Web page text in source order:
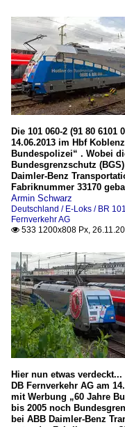
Die 101 060-2 (91 80 6101
14.06.2013 im Hbf
Bundespolizei“ . Wobei
Bundesgrenzschutz
Daimler-Benz
Fabriknummer 33170
Armin Schwarz
Deutschland / E-Loks / BR 101
Fernverkehr AG
 533 1200x808 Px,
Hier nun etwas verdeckt...
DB Fernverkehr AG am
mit Werbung „60 Jahre
bis 2005 noch
bei ABB Daimler-Benz